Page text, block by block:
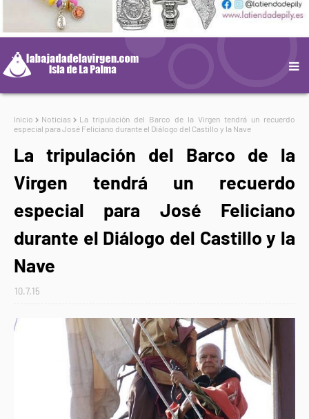
Inicio Noticias
La tripulación del Barco de la Virgen tendrá un recuerdo
especial para José Feliciano durante el Diálogo del Castillo y la Nave
La tripulación del Barco de la
Virgen tendrá un recuerdo
especial para José Feliciano
durante el Diálogo del Castillo y la
Nave
10.7.15